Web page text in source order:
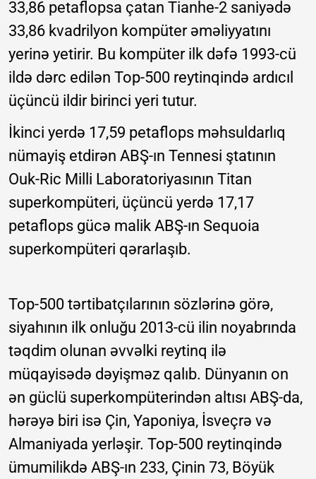
33,86 petaflopsa çatan Tianhe-2 saniyədə
33,86 kvadrilyon kompüter əməliyyatını
yerinə yetirir. Bu kompüter ilk dəfə 1993-cü
ildə dərc edilən Top-500 reytinqində ardıcıl
üçüncü ildir birinci yeri tutur.
İkinci yerdə 17,59 petaflops məhsuldarlıq
nümayiş etdirən ABŞ-ın Tennesi ştatının
Ouk-Ric Milli Laboratoriyasının Titan
superkompüteri, üçüncü yerdə 17,17
petaflops gücə malik ABŞ-ın Sequoia
superkompüteri qərarlaşıb.
Top-500 tərtibatçılarının sözlərinə görə,
siyahının ilk onluğu 2013-cü ilin noyabrında
təqdim olunan əvvəlki reytinq ilə
müqayisədə dəyişməz qalıb. Dünyanın on
ən güclü superkompüterindən altısı ABŞ-da,
hərəyə biri isə Çin, Yaponiya, İsveçrə və
Almaniyada yerləşir. Top-500 reytinqində
ümumilikdə ABŞ-ın 233, Çinin 73, Böyük